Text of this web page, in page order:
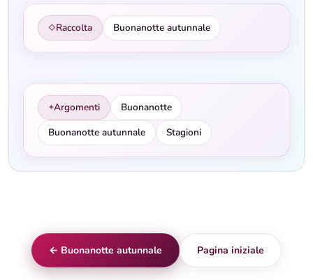
◇Raccolta Buonanotte autunnale
✦Argomenti
Buonanotte
Buonanotte autunnale
Stagioni
← Buonanotte autunnale Pagina iniziale